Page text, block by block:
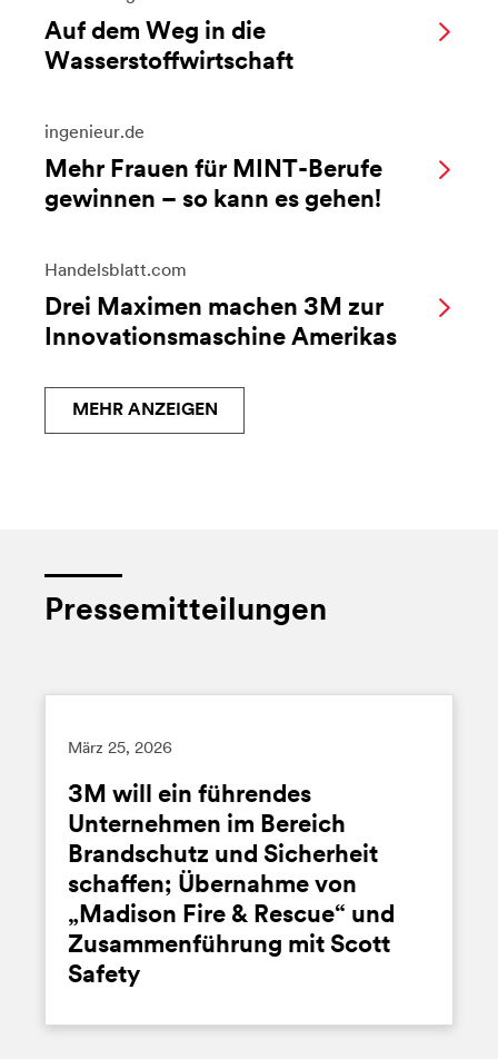
Auf dem Weg in die
Wasserstoffwirtschaft
ingenieur.de
Mehr Frauen für MINT-Berufe
gewinnen – so kann es gehen!
Handelsblatt.com
Drei Maximen machen 3M zur
Innovationsmaschine Amerikas
MEHR ANZEIGEN
Pressemitteilungen
März 25, 2026
3M will ein führendes
Unternehmen im Bereich
Brandschutz und Sicherheit
schaffen; Übernahme von
„Madison Fire & Rescue“ und
Zusammenführung mit Scott
Safety